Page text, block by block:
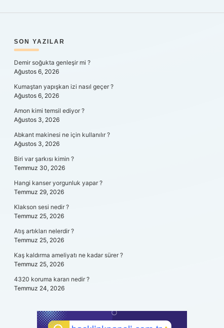
SIDEBAR
SON YAZILAR
Demir soğukta genleşir mi ?
Ağustos 6, 2026
Kumaştan yapışkan izi nasıl geçer ?
Ağustos 6, 2026
Amon kimi temsil ediyor ?
Ağustos 3, 2026
Abkant makinesi ne için kullanılır ?
Ağustos 3, 2026
Biri var şarkısı kimin ?
Temmuz 30, 2026
Hangi kanser yorgunluk yapar ?
Temmuz 29, 2026
Klakson sesi nedir ?
Temmuz 25, 2026
Atış artıkları nelerdir ?
Temmuz 25, 2026
Kaş kaldırma ameliyatı ne kadar sürer ?
Temmuz 25, 2026
4320 koruma kararı nedir ?
Temmuz 24, 2026